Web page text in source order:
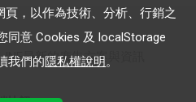
最新的廣告方案與資訊
，以作為技術、分析、行銷之
同意 Cookies 及 localStorage
我們的隱私權說明。